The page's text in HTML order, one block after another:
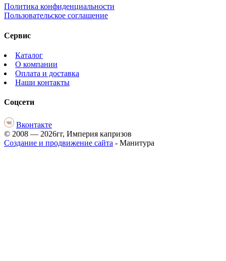
Политика конфиденциальности
Пользовательское соглашение
Сервис
Каталог
О компании
Оплата и доставка
Наши контакты
Соцсети
Вконтакте
© 2008 — 2026гг, Империя капризов
Создание и продвижение сайта - Манитура